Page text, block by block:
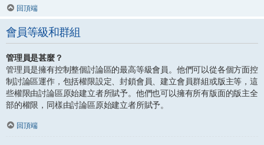
回頂端
會員等級和群組
管理員是甚麼？
管理員是擁有控制整個討論區的最高等級會員。他們可以從各個方面控
制討論區運作，包括權限設定、封鎖會員、建立會員群組或版主等，這
些權限由討論區原始建立者所賦予。他們也可以擁有所有版面的版主全
部的權限，同樣由討論區原始建立者所賦予。
回頂端